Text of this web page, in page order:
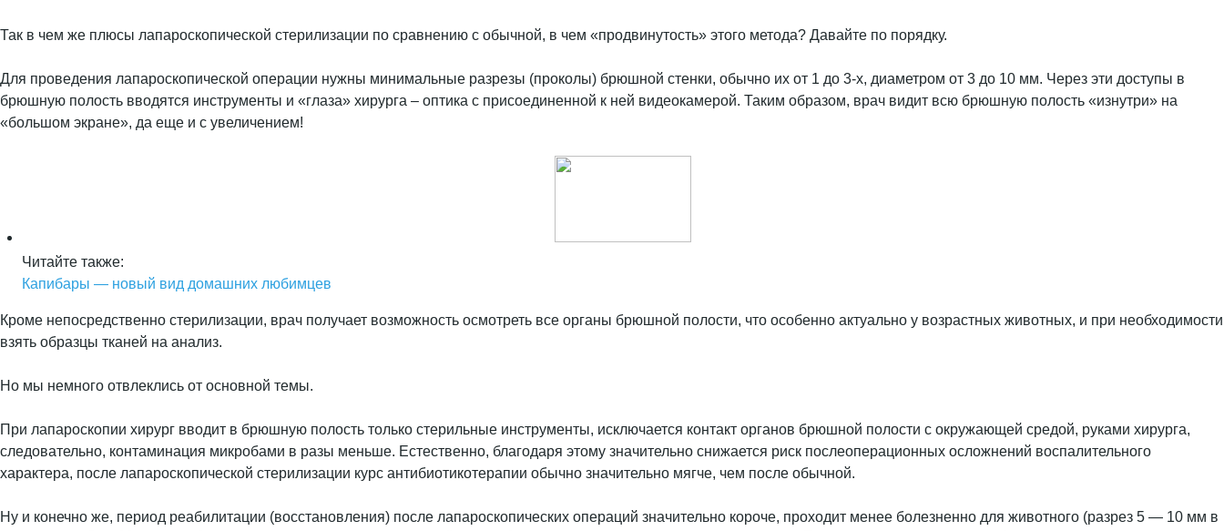
Так в чем же плюсы лапароскопической стерилизации по сравнению с обычной, в чем «продвинутость» этого метода? Давайте по порядку.
Для проведения лапароскопической операции нужны минимальные разрезы (проколы) брюшной стенки, обычно их от 1 до 3-х, диаметром от 3 до 10 мм. Через эти доступы в
брюшную полость вводятся инструменты и «глаза» хирурга – оптика с присоединенной к ней видеокамерой. Таким образом, врач видит всю брюшную полость «изнутри» на
«большом экране», да еще и с увеличением!
Читайте также:
Капибары — новый вид домашних любимцев
Кроме непосредственно стерилизации, врач получает возможность осмотреть все органы брюшной полости, что особенно актуально у возрастных животных, и при необходимости
взять образцы тканей на анализ.
Но мы немного отвлеклись от основной темы.
При лапароскопии хирург вводит в брюшную полость только стерильные инструменты, исключается контакт органов брюшной полости с окружающей средой, руками хирурга,
следовательно, контаминация микробами в разы меньше. Естественно, благодаря этому значительно снижается риск послеоперационных осложнений воспалительного
характера, после лапароскопической стерилизации курс антибиотикотерапии обычно значительно мягче, чем после обычной.
Ну и конечно же, период реабилитации (восстановления) после лапароскопических операций значительно короче, проходит менее болезненно для животного (разрез 5 — 10 мм в